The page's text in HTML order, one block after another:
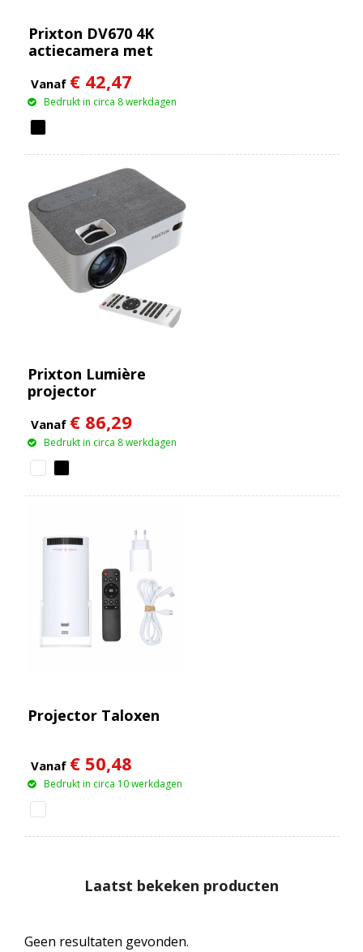
Prixton DV670 4K
actiecamera met
Vanaf € 42,47
Bedrukt in circa 8 werkdagen
Prixton Lumière
projector
Vanaf € 86,29
Bedrukt in circa 8 werkdagen
Projector Taloxen
Vanaf € 50,48
Bedrukt in circa 10 werkdagen
Laatst bekeken producten
Geen resultaten gevonden.